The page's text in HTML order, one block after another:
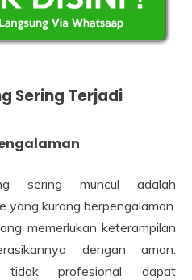
Sering Terjadi
sering muncul adalah
yang kurang berpengalaman.
memerlukan keterampilan
dengan aman.
tidak profesional dapat